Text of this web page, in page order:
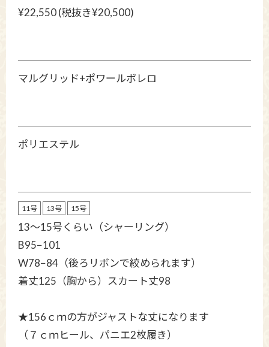
¥22,550 (税抜き¥20,500)
マルグリッド+ポワールボレロ
ポリエステル
11号 13号 15号
13～15号くらい（シャーリング）
B95−101
W78−84（後ろリボンで絞められます）
着丈125（胸から）スカート丈98
★156ｃｍの方がジャストな丈になります
（７ｃｍヒール、パニエ2枚履き）